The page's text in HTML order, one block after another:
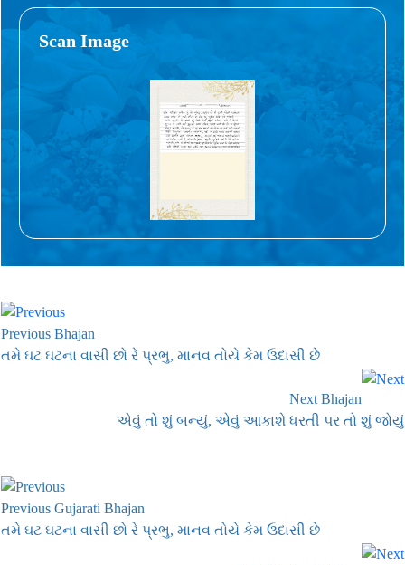
Scan Image
Previous Bhajan
તમે ઘટ ઘટના વાસી છો રે પ્રભુ, માનવ તોયે કેમ ઉદાસી છે
Next Bhajan
એવું તો શું બન્યું, એવું આકાશે ધરતી પર તો શું જોયું
Previous Gujarati Bhajan
તમે ઘટ ઘટના વાસી છો રે પ્રભુ, માનવ તોયે કેમ ઉદાસી છે